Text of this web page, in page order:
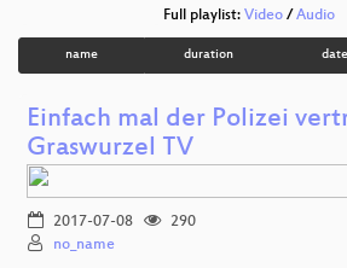
Full playlist: Video / Audio
name duration date
Einfach mal der Polizei
Graswurzel TV
2017-07-08
290
no_name